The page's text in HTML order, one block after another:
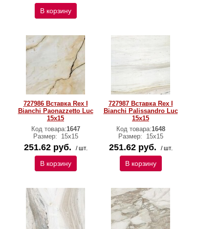
В корзину
727986 Вставка Rex I
Bianchi Paonazzetto Luc
15x15
Код товара:1647
Размер:
15x15
251.62 руб. / шт.
В корзину
727987 Вставка Rex I
Bianchi Palissandro Luc
15x15
Код товара:1648
Размер:
15x15
251.62 руб. / шт.
В корзину